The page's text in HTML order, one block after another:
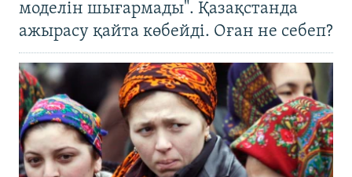
моделін шығармады". Қазақстанда
ажырасу қайта көбейді. Оған не себеп?